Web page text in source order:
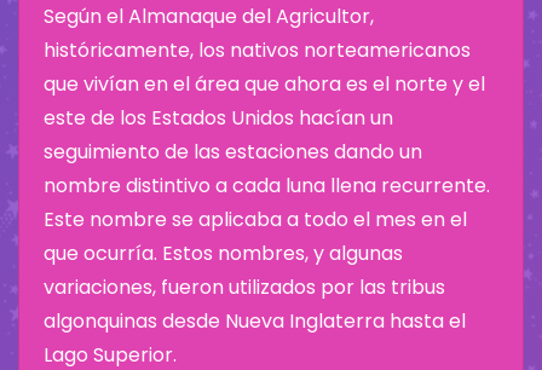
Según el Almanaque del Agricultor,
históricamente, los nativos norteamericanos
que vivían en el área que ahora es el norte y el
este de los Estados Unidos hacían un
seguimiento de las estaciones dando un
nombre distintivo a cada luna llena recurrente.
Este nombre se aplicaba a todo el mes en el
que ocurría. Estos nombres, y algunas
variaciones, fueron utilizados por las tribus
algonquinas desde Nueva Inglaterra hasta el
Lago Superior.